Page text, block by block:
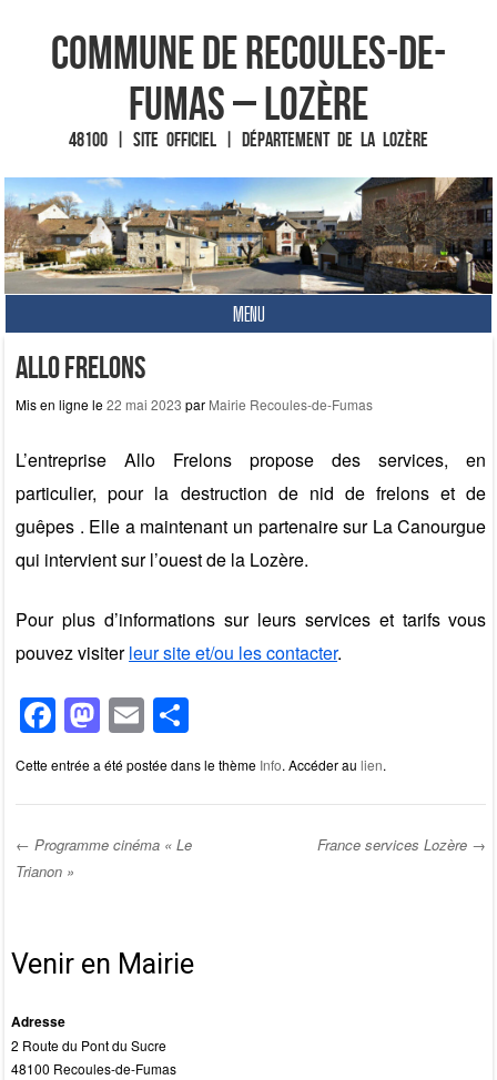
Commune de Recoules-de-
Fumas – Lozère
48100 | Site officiel | Département de la Lozère
MENU
Allo Frelons
Mis en ligne le22 mai 2023 par Mairie Recoules-de-Fumas
L’entreprise Allo Frelons propose des services, en
particulier, pour la destruction de nid de frelons et de
guêpes . Elle a maintenant un partenaire sur La Canourgue
qui intervient sur l’ouest de la Lozère.
Pour plus d’informations sur leurs services et tarifs vous
pouvez visiterleur site et/ou les contacter.
F
a
c
e
b
o
k
M
a
st
o
d
E
m
ail
ar
ta
g
er
Cette entrée a été postée dans le thème Info. Accéder aulien.
Post navigation
← Programme cinéma « Le
Trianon »
France services Lozère →
Venir en Mairie
Adresse
2 Route du Pont du Sucre
48100 Recoules-de-Fumas